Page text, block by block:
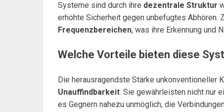
Systeme sind durch ihre dezentrale Struktur
erhöhte Sicherheit gegen unbefugtes Abhören.
Frequenzbereichen, was ihre Erkennung und
Welche Vorteile bieten diese
Die herausragendste Stärke unkonventioneller
Unauffindbarkeit. Sie gewährleisten nicht nur
es Gegnern nahezu unmöglich, die